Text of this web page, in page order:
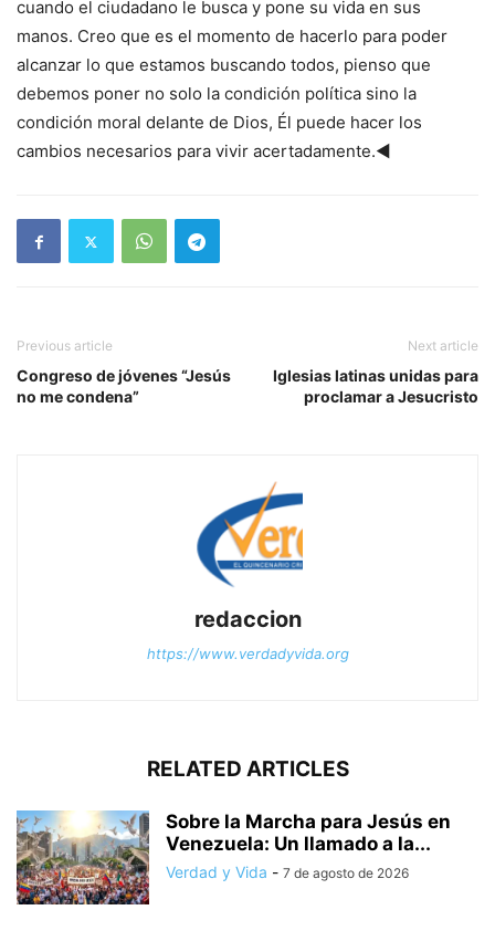
cuando el ciudadano le busca y pone su vida en sus
manos. Creo que es el momento de hacerlo para poder
alcanzar lo que estamos buscando todos, pienso que
debemos poner no solo la condición política sino la
condición moral delante de Dios, Él puede hacer los
cambios necesarios para vivir acertadamente.◄
Previous article
Congreso de jóvenes “Jesús
no me condena”
Next article
Iglesias latinas unidas para
proclamar a Jesucristo
redaccion
https://www.verdadyvida.org
RELATED ARTICLES
Sobre la Marcha para Jesús en
Venezuela: Un llamado a la...
Verdad y Vida - 7 de agosto de 2026